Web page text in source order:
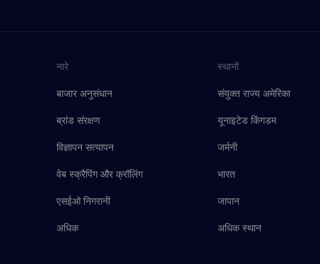
नारे
बाजार अनुसंधान
ब्रांड संरक्षण
विज्ञापन सत्यापन
वेब स्क्रैपिंग और क्रॉलिंग
एसईओ निगरानी
अधिक
स्थानों
संयुक्त राज्य अमेरिका
यूनाइटेड किंगडम
जर्मनी
भारत
जापान
अधिक स्थान